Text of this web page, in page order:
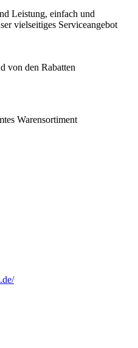
Leistung, einfach und
vielseitiges Serviceangebot
von den Rabatten
Warensortiment